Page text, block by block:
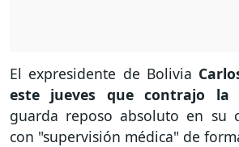
El expresidente de Bolivia
este jueves que contrajo la
guarda reposo absoluto en su
con "supervisión médica" de